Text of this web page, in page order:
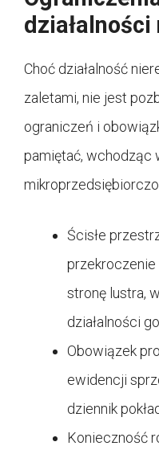
Choć działalność
zaletami, nie jest
ograniczeń i
pamiętać, wchodząc
Ścisłe
przekroczenie
stronę lustra,
działalności
Obowiązek
ewidencji
dziennik
Konieczność